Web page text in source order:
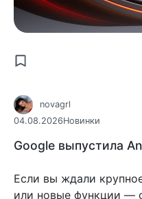
novagrl
04.08.2026Новинки
Google выпустила
Если вы ждали
или новые функции —